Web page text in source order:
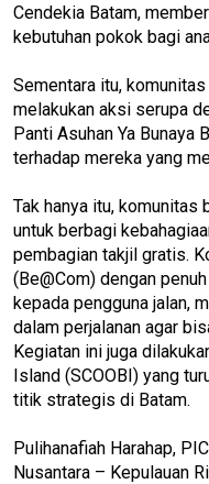
Cendekia Batam,
kebutuhan pokok bagi
Sementara itu,
melakukan aksi serupa
Panti Asuhan Ya Bunaya
terhadap mereka yang
Tak hanya itu, komunitas
untuk berbagi
pembagian takjil gratis.
(Be@Com) dengan
kepada pengguna jalan,
dalam perjalanan agar
Kegiatan ini juga
Island (SCOOBI) yang
titik strategis di Batam.
Pulihanafiah Harahap,
Nusantara – Kepulauan